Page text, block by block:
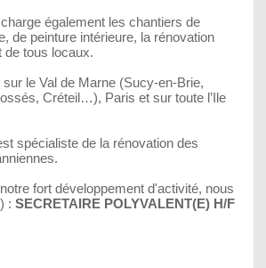
également les chantiers de
de peinture intérieure, la rénovation
de tous locaux.
le Val de Marne (Sucy-en-Brie,
Créteil…), Paris et sur toute l’Ile
spécialiste de la rénovation des
fort développement d'activité, nous
: SECRETAIRE POLYVALENT(E) H/F